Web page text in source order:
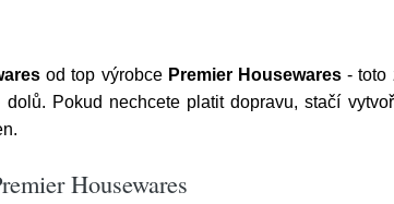
od top výrobce Premier Housewares - toto
Pokud nechcete platit dopravu, stačí
Housewares